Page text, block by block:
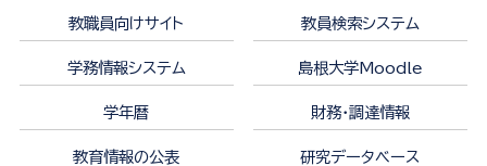
教職員向けサイト 教員検索システム
学務情報システム 島根大学Moodle
学年暦 財務・調達情報
教育情報の公表 研究データベース